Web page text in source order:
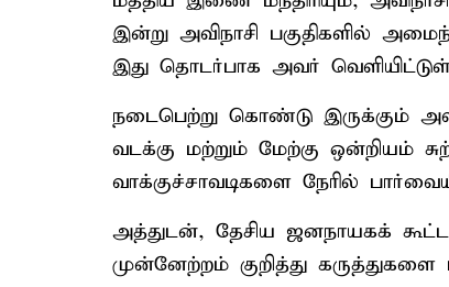
இன்று அவிநாசி பகுதிகளில்
இது தொடர்பாக அவர்
நடைபெற்று கொண்டு இருக்கும்
வடக்கு மற்றும் மேற்கு ஒன்றியம்
வாக்குச்சாவடிகளை நேரில்
அத்துடன், தேசிய ஜனநாயகக்
முன்னேற்றம் குறித்து